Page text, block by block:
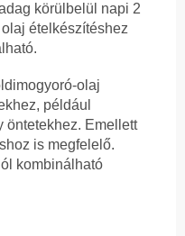
körülbelül napi 2
ételkészítéshez
olaj
például
öntetekhez. Emellett
is megfelelő.
kombinálható